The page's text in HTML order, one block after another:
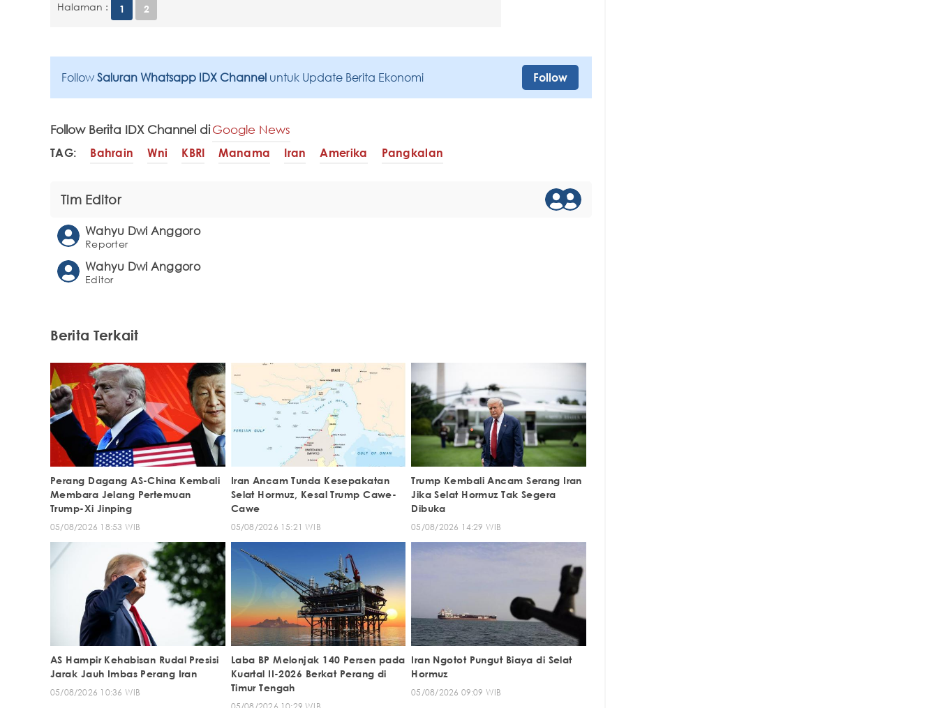
Halaman : 1 2
Follow Saluran Whatsapp IDX Channel untuk Update Berita Ekonomi Follow
Follow Berita IDX Channel diGoogle News
TAG: Bahrain Wni KBRI Manama Iran Amerika Pangkalan
Tim Editor
Wahyu Dwi Anggoro
Reporter
Wahyu Dwi Anggoro
Editor
Berita Terkait
Perang Dagang AS-China Kembali
Membara Jelang Pertemuan
Trump-Xi Jinping
05/08/2026 18:53 WIB
Iran Ancam Tunda Kesepakatan
Selat Hormuz, Kesal Trump Cawe-
Cawe
05/08/2026 15:21 WIB
Trump Kembali Ancam Serang Iran
Jika Selat Hormuz Tak Segera
Dibuka
05/08/2026 14:29 WIB
AS Hampir Kehabisan Rudal Presisi
Jarak Jauh Imbas Perang Iran
05/08/2026 10:36 WIB
Laba BP Melonjak 140 Persen pada
Kuartal II-2026 Berkat Perang di
Timur Tengah
Iran Ngotot Pungut Biaya di Selat
Hormuz
05/08/2026 09:09 WIB